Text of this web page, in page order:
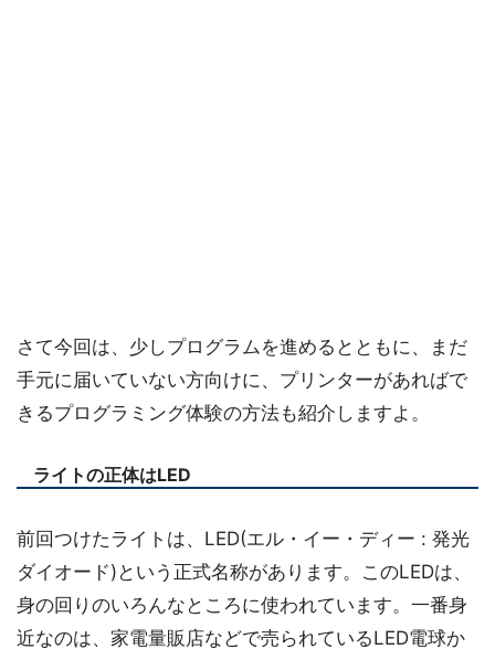
さて今回は、少しプログラムを進めるとともに、まだ
手元に届いていない方向けに、プリンターがあればで
きるプログラミング体験の方法も紹介しますよ。
ライトの正体はLED
前回つけたライトは、LED(エル・イー・ディー : 発光
ダイオード)という正式名称があります。このLEDは、
身の回りのいろんなところに使われています。一番身
近なのは、家電量販店などで売られているLED電球か